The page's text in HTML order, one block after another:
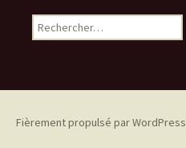
Rechercher :
Fièrement propulsé par WordPress